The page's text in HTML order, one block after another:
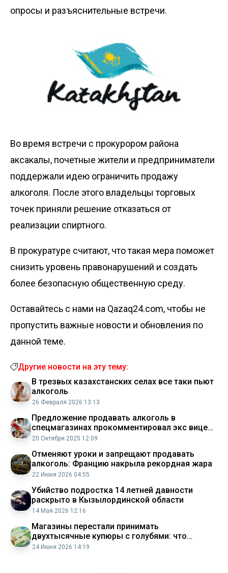
опросы и разъяснительные встречи.
Во время встречи с прокурором района
аксакалы, почетные жители и предприниматели
поддержали идею ограничить продажу
алкоголя. После этого владельцы торговых
точек приняли решение отказаться от
реализации спиртного.
В прокуратуре считают, что такая мера поможет
снизить уровень правонарушений и создать
более безопасную общественную среду.
Оставайтесь с нами на Qazaq24.com, чтобы не
пропустить важные новости и обновления по
данной теме.
Другие новости на эту тему:
В трезвых казахстанских селах все таки пьют
алкоголь
26 Февраля 2026 13:13
Предложение продавать алкоголь в
спецмагазинах прокомментировал экс вице
министр МВД
20 Октября 2025 12:09
Отменяют уроки и запрещают продавать
алкоголь: Францию накрыла рекордная жара
22 Июня 2026 04:55
Убийство подростка 14 летней давности
раскрыто в Кызылординской области
14 Мая 2026 12:16
Магазины перестали принимать
двухтысячные купюры с голубями: что
делать, если они остались на руках
24 Июня 2026 14:19